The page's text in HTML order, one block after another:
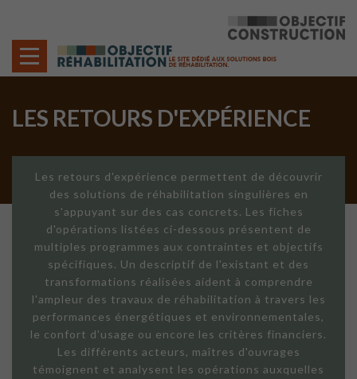
LES RETOURS D'EXPÉRIENCE
Les retours d'expérience permettent de découvrir
des solutions de réhabilitation singulières en
s'appuyant sur des cas concrets. Les fiches
d'opérations listées ci-dessous présentent de
multiples programmes aux contraintes et objectifs
spécifiques. Un descriptif de l'existant et des
transformations réalisées aident à comprendre
l'ampleur des travaux de réhabilitation à travers les
performances énergétiques et environnementales,
le confort d'usage ou encore les critères financiers.
Les différents acteurs, maîtres d'ouvrages
témoignent et analysent les opérations auxquelles